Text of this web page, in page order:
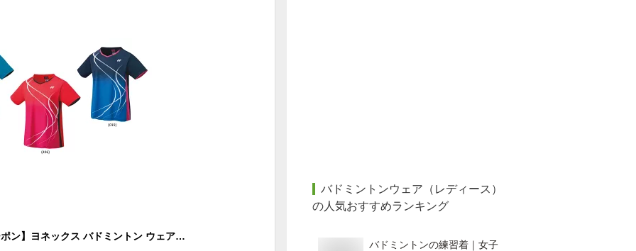
【全品150円OFFクーポン】ヨネックス バドミントン ウェア YONEX WOMEN ゲームシャツ 20671 2023 春夏カタログ商品
バドミントンウェア（レディース）
の人気おすすめランキング
バドミントンの練習着｜女子